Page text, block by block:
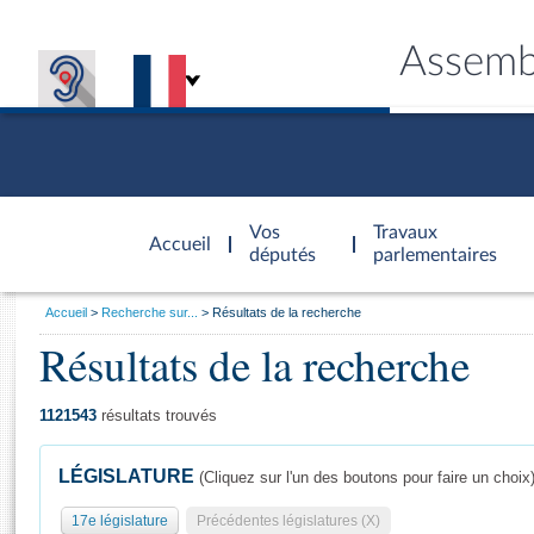
Accueil
d'accueil
Vos
députés
Travaux
parlementaires
Général
Vous
Accueil Recherche sur... Résultats de la recherche
Résultats de la recherche
1121543 résultats trouvés
LÉGISLATURE (Cliquez sur l'un des boutons pour faire un choix)
17e législature Précédentes législatures (X)